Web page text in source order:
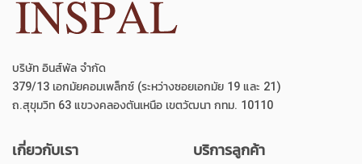
บริษัท อินส์พัล จำกัด
379/13 เอกมัยคอมเพล็กซ์ (ระหว่างซอยเอกมัย 19 และ 21)
ถ.สุขุมวิท 63 แขวงคลองตันเหนือ เขตวัฒนา กทม. 10110
เกี่ยวกับเรา บริการลูกค้า